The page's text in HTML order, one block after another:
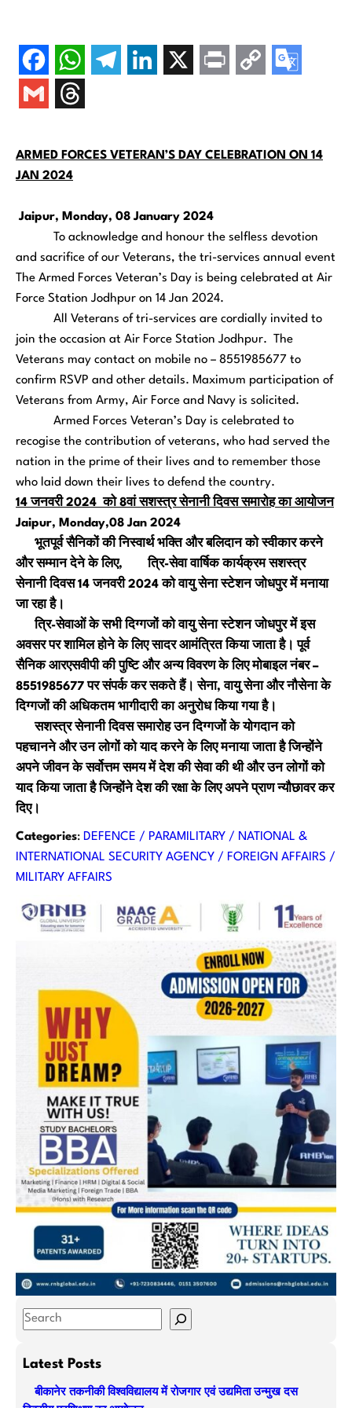
ARMED FORCES VETERAN’S DAY CELEBRATION ON 14
JAN 2024
Jaipur, Monday, 08 January 2024
To acknowledge and honour the selfless devotion
and sacrifice of our Veterans, the tri-services annual event
The Armed Forces Veteran’s Day is being celebrated at Air
Force Station Jodhpur on 14 Jan 2024.
All Veterans of tri-services are cordially invited to
join the occasion at Air Force Station Jodhpur. The
Veterans may contact on mobile no – 8551985677 to
confirm RSVP and other details. Maximum participation of
Veterans from Army, Air Force and Navy is solicited.
Armed Forces Veteran’s Day is celebrated to
recogise the contribution of veterans, who had served the
nation in the prime of their lives and to remember those
who laid down their lives to defend the country.
14 जनवरी 2024 को 8वां सशस्त्र सेनानी दिवस समारोह का आयोजन
Jaipur, Monday,08 Jan 2024
भूतपूर्व सैनिकों की निस्वार्थ भक्ति और बलिदान को स्वीकार करने
और सम्मान देने के लिए,त्रि-सेवा वार्षिक कार्यक्रम सशस्त्र
सेनानी दिवस 14 जनवरी 2024 को वायु सेना स्टेशन जोधपुर में मनाया
जा रहा है।
त्रि-सेवाओं के सभी दिग्गजों को वायु सेना स्टेशन जोधपुर में इस
अवसर पर शामिल होने के लिए सादर आमंत्रित किया जाता है। पूर्व
सैनिक आरएसवीपी की पुष्टि और अन्य विवरण के लिए मोबाइल नंबर –
8551985677 पर संपर्क कर सकते हैं। सेना,वायु सेना और नौसेना के
दिग्गजों की अधिकतम भागीदारी का अनुरोध किया गया है।
सशस्त्र सेनानी दिवस समारोह उन दिग्गजों के योगदान को
पहचानने और उन लोगों को याद करने के लिए मनाया जाता है जिन्होंने
अपने जीवन के सर्वोत्तम समय में देश की सेवा की थी और उन लोगों को
याद किया जाता है जिन्होंने देश की रक्षा के लिए अपने प्राण न्यौछावर कर
दिए।
Categories: DEFENCE / PARAMILITARY / NATIONAL &
INTERNATIONAL SECURITY AGENCY / FOREIGN AFFAIRS /
MILITARY AFFAIRS
S
aLatest Posts
बीकानेर तकनीकी विश्वविद्यालय में रोजगार एवं उद्यमिता उन्मुख दस